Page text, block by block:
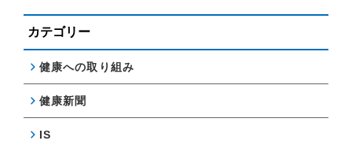
カテゴリー
健康への取り組み
健康新聞
IS